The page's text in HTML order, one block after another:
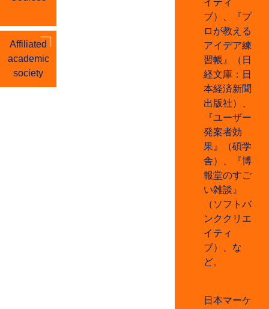
Affiliated
academic
society
イティ
ブ）、『プ
ロが教える
アイデア練
習帳』（日
経文庫：日
本経済新聞
出版社）、
『ユーザー
発案者効
果』（碩学
舎）、『博
報堂のすご
い雑談』
（ソフトバ
ンククリエ
イティ
ブ）、な
ど。
日本マーケ